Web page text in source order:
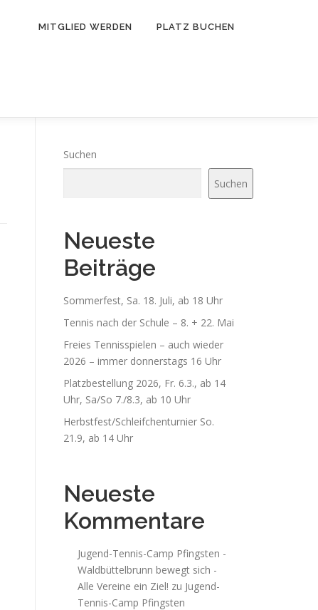
MITGLIED WERDEN PLATZ BUCHEN
Suchen
Suchen
Neueste
Beiträge
Sommerfest, Sa. 18. Juli, ab 18 Uhr
Tennis nach der Schule – 8. + 22. Mai
Freies Tennisspielen – auch wieder
2026 – immer donnerstags 16 Uhr
Platzbestellung 2026, Fr. 6.3., ab 14
Uhr, Sa/So 7./8.3, ab 10 Uhr
Herbstfest/Schleifchenturnier So.
21.9, ab 14 Uhr
Neueste
Kommentare
Jugend-Tennis-Camp Pfingsten -
Waldbüttelbrunn bewegt sich -
Alle Vereine ein Ziel! zu Jugend-
Tennis-Camp Pfingsten